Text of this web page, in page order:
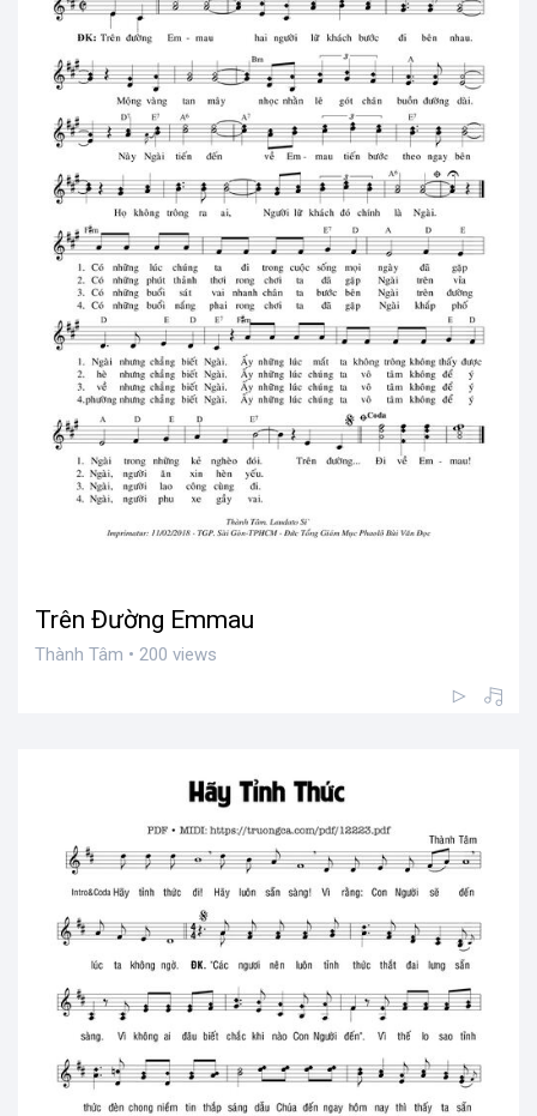
Trên Đường Emmau
Thành Tâm • 200 views